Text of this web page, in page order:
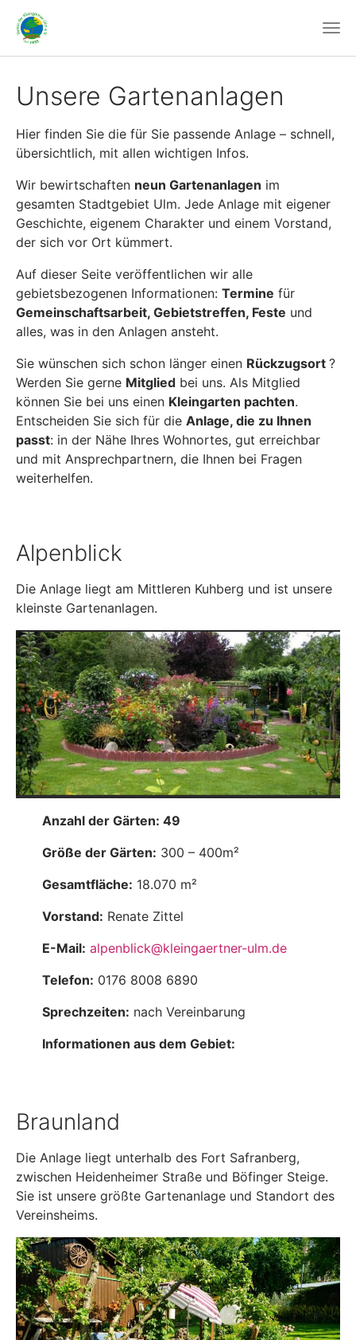
Unsere Gartenanlagen
Hier finden Sie die für Sie passende Anlage – schnell,
übersichtlich, mit allen wichtigen Infos.
Wir bewirtschaften neun Gartenanlagen im
gesamten Stadtgebiet Ulm. Jede Anlage mit eigener
Geschichte, eigenem Charakter und einem Vorstand,
der sich vor Ort kümmert.
Auf dieser Seite veröffentlichen wir alle
gebietsbezogenen Informationen: Termine für
Gemeinschaftsarbeit, Gebietstreffen, Feste und
alles, was in den Anlagen ansteht.
Sie wünschen sich schon länger einen Rückzugsort ?
Werden Sie gerne Mitglied bei uns. Als Mitglied
können Sie bei uns einen Kleingarten pachten.
Entscheiden Sie sich für die Anlage, die zu Ihnen
passt: in der Nähe Ihres Wohnortes, gut erreichbar
und mit Ansprechpartnern, die Ihnen bei Fragen
weiterhelfen.
Alpenblick
Die Anlage liegt am Mittleren Kuhberg und ist unsere
kleinste Gartenanlagen.
Anzahl der Gärten: 49
Größe der Gärten: 300 – 400m²
Gesamtfläche: 18.070 m²
Vorstand: Renate Zittel
E-Mail: alpenblick@kleingaertner-ulm.de
Telefon: 0176 8008 6890
Sprechzeiten: nach Vereinbarung
Informationen aus dem Gebiet:
Braunland
Die Anlage liegt unterhalb des Fort Safranberg,
zwischen Heidenheimer Straße und Böfinger Steige.
Sie ist unsere größte Gartenanlage und Standort des
Vereinsheims.